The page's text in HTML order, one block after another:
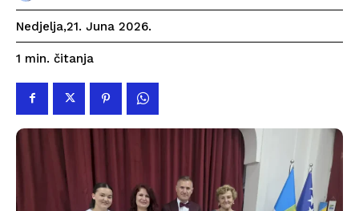
Nedjelja,21. Juna 2026.
1 min. čitanja